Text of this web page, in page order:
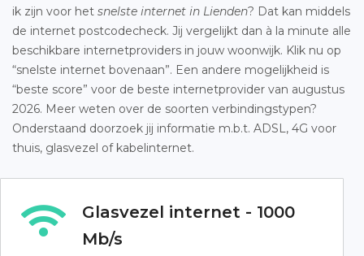
ik zijn voor het snelste internet in Lienden? Dat kan middels
de internet postcodecheck. Jij vergelijkt dan à la minute alle
beschikbare internetproviders in jouw woonwijk. Klik nu op
“snelste internet bovenaan”. Een andere mogelijkheid is
“beste score” voor de beste internetprovider van augustus
2026. Meer weten over de soorten verbindingstypen?
Onderstaand doorzoek jij informatie m.b.t. ADSL, 4G voor
thuis, glasvezel of kabelinternet.
Glasvezel internet - 1000
Mb/s